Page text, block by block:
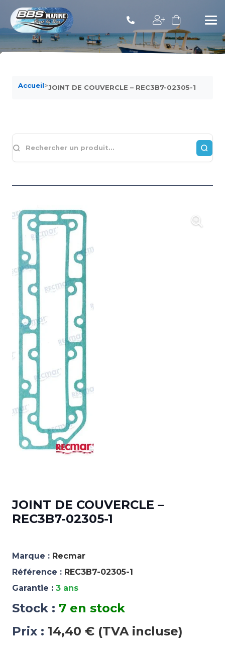
Accueil>JOINT DE COUVERCLE – REC3B7-02305-1
JOINT DE COUVERCLE –
REC3B7-02305-1
Marque : Recmar
Référence : REC3B7-02305-1
Garantie : 3 ans
Stock : 7 en stock
Prix : 14,40 € (TVA incluse)